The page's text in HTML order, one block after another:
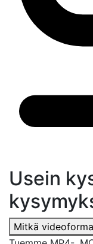
Usein
Mitkä